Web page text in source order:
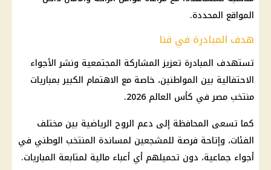
المواقع المحددة.
هدف المبادرة في قنا
تستهدف المبادرة تعزيز المشاركة المجتمعية ونشر الأجواء
الاحتفالية بين المواطنين، خاصة مع الاهتمام الكبير بمباريات
منتخب مصر في كأس العالم 2026.
كما تسعى المحافظة إلى دعم الروح الرياضية بين مختلف
الفئات، وإتاحة فرصة للمشجعين لمساندة المنتخب الوطني في
أجواء جماعية، دون تحميلهم أي أعباء مالية لمتابعة المباريات.